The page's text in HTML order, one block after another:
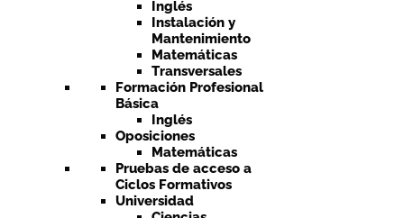
Inglés
Instalación y
Mantenimiento
Matemáticas
Transversales
Formación Profesional
Básica
Inglés
Oposiciones
Matemáticas
Pruebas de acceso a
Ciclos Formativos
Universidad